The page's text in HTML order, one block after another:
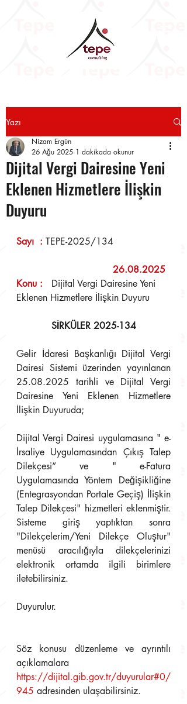
Yazı
Dijital Vergi Dairesine Yeni
Eklenen Hizmetlere İlişkin
Duyuru
Nizam Ergün
26 Ağu 2025 1 dakikada okunur
Sayı  : TEPE-2025/134
                     	         26.08.2025
Konu : Dijital Vergi Dairesine Yeni
Eklenen Hizmetlere İlişkin Duyuru
SİRKÜLER 2025-134
Gelir İdaresi Başkanlığı Dijital Vergi
Dairesi Sistemi üzerinden yayınlanan
25.08.2025 tarihli ve Dijital Vergi
Dairesine Yeni Eklenen Hizmetlere
İlişkin Duyuruda;
Dijital Vergi Dairesi uygulamasına " e-
İrsaliye Uygulamasından Çıkış Talep
Dilekçesi” ve " e-Fatura
Uygulamasında Yöntem Değişikliğine
(Entegrasyondan Portale Geçiş) İlişkin
Talep Dilekçesi" hizmetleri eklenmiştir.
Sisteme giriş yaptıktan sonra
"Dilekçelerim/Yeni Dilekçe Oluştur"
menüsü aracılığıyla dilekçelerinizi
elektronik ortamda ilgili birimlere
iletebilirsiniz.
Duyurulur.
Söz konusu düzenleme ve ayrıntılı
https://dijital.gib.gov.tr/duyurular#0/
945 adresinden ulaşabilirsiniz.